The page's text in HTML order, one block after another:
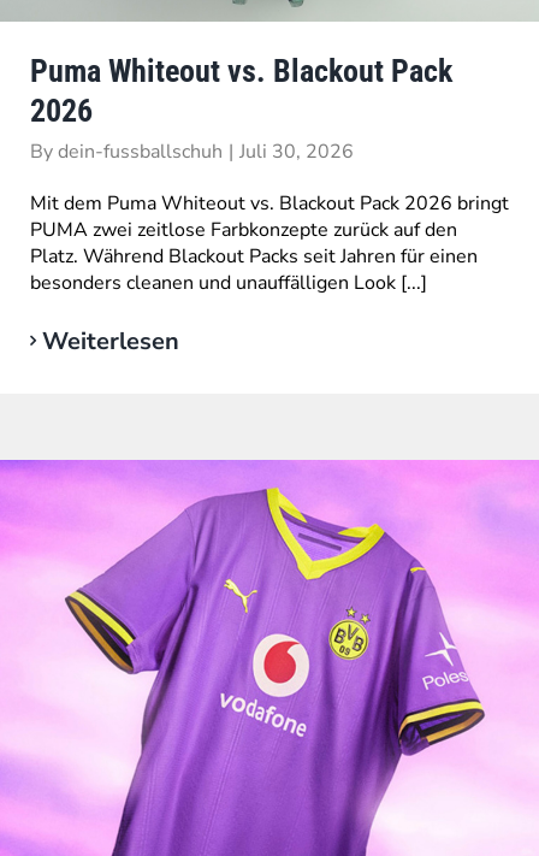
Puma Whiteout vs. Blackout Pack
2026
Bydein-fussballschuh | Juli 30, 2026
Mit dem Puma Whiteout vs. Blackout Pack 2026 bringt
PUMA zwei zeitlose Farbkonzepte zurück auf den
Platz. Während Blackout Packs seit Jahren für einen
besonders cleanen und unauffälligen Look [...]
Weiterlesen